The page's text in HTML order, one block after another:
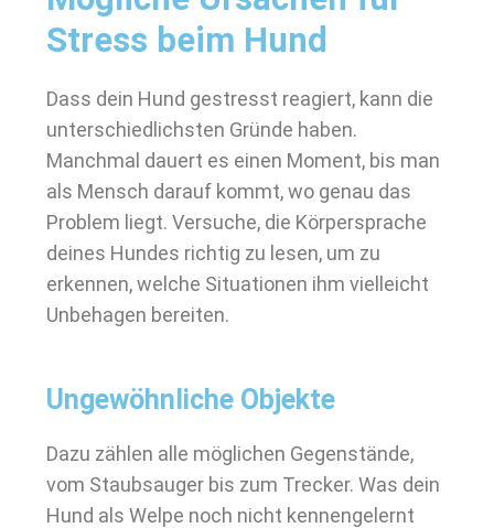
Stress beim Hund
Dass dein Hund gestresst reagiert, kann die
unterschiedlichsten Gründe haben.
Manchmal dauert es einen Moment, bis man
als Mensch darauf kommt, wo genau das
Problem liegt. Versuche, die Körpersprache
deines Hundes richtig zu lesen, um zu
erkennen, welche Situationen ihm vielleicht
Unbehagen bereiten.
Ungewöhnliche Objekte
Dazu zählen alle möglichen Gegenstände,
vom Staubsauger bis zum Trecker. Was dein
Hund als Welpe noch nicht kennengelernt